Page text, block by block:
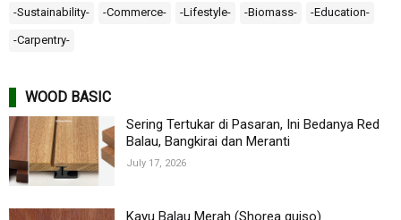
-Sustainability- -Commerce- -Lifestyle- -Biomass- -Education-
-Carpentry-
WOOD BASIC
Sering Tertukar di Pasaran, Ini Bedanya Red
Balau, Bangkirai dan Meranti
July 17, 2026
Kayu Balau Merah (Shorea guiso)